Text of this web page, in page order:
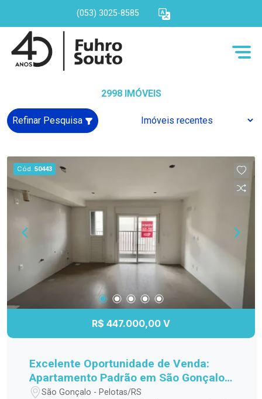
(053) 3025-8585
2998 IMÓVEIS
Refinar Pesquisa
Cód. 50443
R$ 447.000,00 V
Excelente Oportunidade de Venda:
Apartamento Padrão em São Gonçalo,
Pelotas/RS
São Gonçalo - Pelotas/RS